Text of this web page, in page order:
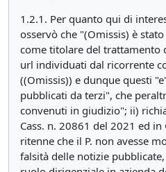
1.2.1. Per quanto qui di
osservò che "(Omissis) è
come titolare del trattamento
url individuati dal ricorrente
((Omissis)) e dunque questi
pubblicati da terzi", che
convenuti in giudizio"; ii)
Cass. n. 20861 del 2021 ed
ritenne che il P. non avesse
falsità delle notizie